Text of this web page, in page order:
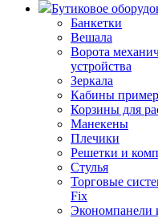
Бутиковое
Банкетки
Вешала
Ворота
устройства
Зеркала
Кабины
Корзины для
Манекены
Плечики
Решетки и
Стулья
Торговые
Fix
Экономпанели